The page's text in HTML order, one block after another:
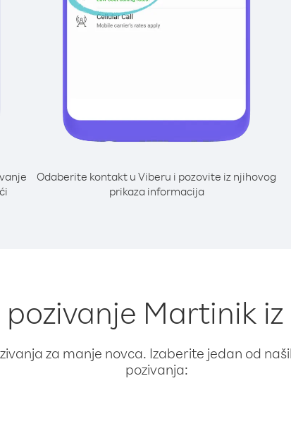
Odaberite kontakt u Viberu i pozovite iz njihovog
prikaza informacija
pozivanje Martinik
za manje novca. Izaberite jedan od
pozivanja: